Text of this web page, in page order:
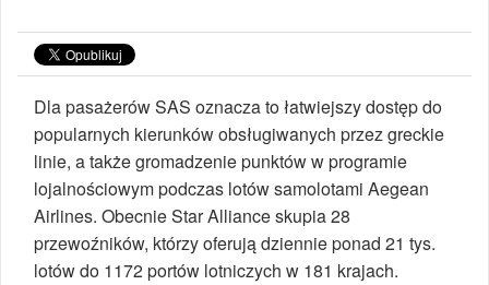
Dla pasażerów SAS oznacza to łatwiejszy dostęp do
popularnych kierunków obsługiwanych przez greckie
linie, a także gromadzenie punktów w programie
lojalnościowym podczas lotów samolotami Aegean
Airlines. Obecnie Star Alliance skupia 28
przewoźników, którzy oferują dziennie ponad 21 tys.
lotów do 1172 portów lotniczych w 181 krajach.